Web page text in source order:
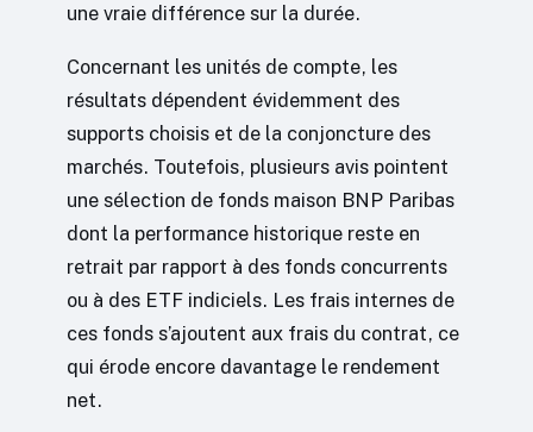
une vraie différence sur la durée.
Concernant les unités de compte, les
résultats dépendent évidemment des
supports choisis et de la conjoncture des
marchés. Toutefois, plusieurs avis pointent
une sélection de fonds maison BNP Paribas
dont la performance historique reste en
retrait par rapport à des fonds concurrents
ou à des ETF indiciels. Les frais internes de
ces fonds s’ajoutent aux frais du contrat, ce
qui érode encore davantage le rendement
net.